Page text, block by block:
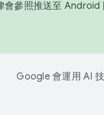
會參照推送至 Android
Google 會運用 AI